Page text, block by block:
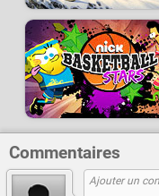
Commentaires